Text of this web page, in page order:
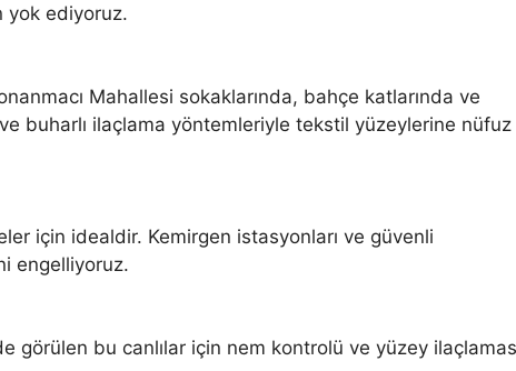
yok ediyoruz.
Mahallesi sokaklarında, bahçe katlarında ve
buharlı ilaçlama yöntemleriyle tekstil yüzeylerine nüfuz
için idealdir. Kemirgen istasyonları ve güvenli
engelliyoruz.
görülen bu canlılar için nem kontrolü ve yüzey